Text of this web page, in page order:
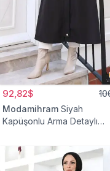
92,82$
Modamihram Siyah
Kapüşonlu Arma Detaylı